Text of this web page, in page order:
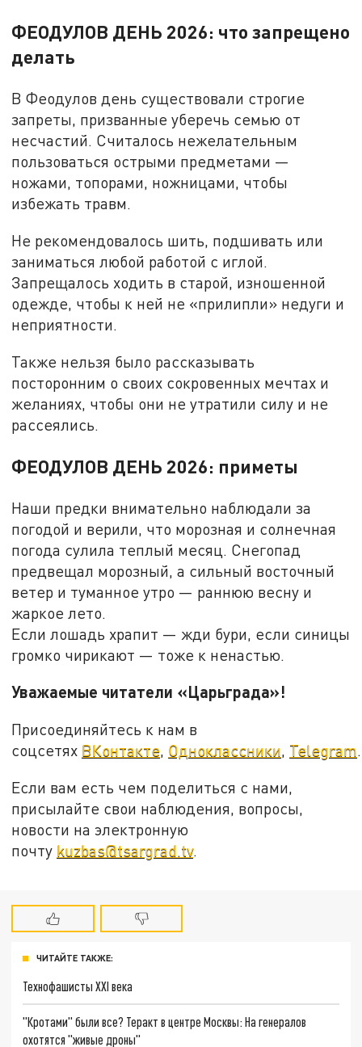
ФЕОДУЛОВ ДЕНЬ 2026: что запрещено
делать
В Феодулов день существовали строгие
запреты, призванные уберечь семью от
несчастий. Считалось нежелательным
пользоваться острыми предметами —
ножами, топорами, ножницами, чтобы
избежать травм.
Не рекомендовалось шить, подшивать или
заниматься любой работой с иглой.
Запрещалось ходить в старой, изношенной
одежде, чтобы к ней не «прилипли» недуги и
неприятности.
Также нельзя было рассказывать
посторонним о своих сокровенных мечтах и
желаниях, чтобы они не утратили силу и не
рассеялись.
ФЕОДУЛОВ ДЕНЬ 2026: приметы
Наши предки внимательно наблюдали за
погодой и верили, что морозная и солнечная
погода сулила теплый месяц. Снегопад
предвещал морозный, а сильный восточный
ветер и туманное утро — раннюю весну и
жаркое лето.
Если лошадь храпит — жди бури, если синицы
громко чирикают — тоже к ненастью.
Уважаемые читатели «Царьграда»!
Присоединяйтесь к нам в
соцсетях ВКонтакте, Одноклассники, Telegram.
Если вам есть чем поделиться с нами,
присылайте свои наблюдения, вопросы,
новости на электронную
почту kuzbas@tsargrad.tv.
ЧИТАЙТЕ ТАКЖЕ:
Технофашисты XXI века
"Кротами" были все? Теракт в центре Москвы: На генералов
охотятся "живые дроны"